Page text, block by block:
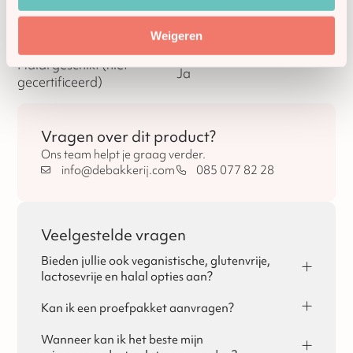
Weigeren
Vegan
Halal geschikt (niet
gecertificeerd)
Ja
Vragen over dit product?
Ons team helpt je graag verder.
info@debakkerij.com
085 077 82 28
Veelgestelde vragen
Bieden jullie ook veganistische, glutenvrije,
lactosevrije en halal opties aan?
allergeneninformatie terug op de pagina's van Sinterklaas,
Kerst en Pasen.
Kan ik een proefpakket aanvragen?
proefpakket aan te vragen. Je kunt het proefpakket
Wanneer kan ik het beste mijn